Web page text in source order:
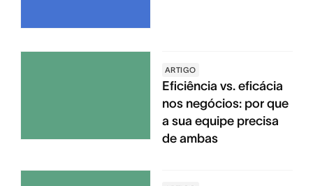
ARTIGO
Eficiência vs. eficácia
nos negócios: por que
a sua equipe precisa
de ambas